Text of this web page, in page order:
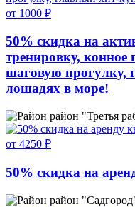
от 1000 ₽
50% скидка на
тренировку, конное
шаговую прогулку,
лошадях в море!
район "Третья
от 4250 ₽
50% скидка на
район